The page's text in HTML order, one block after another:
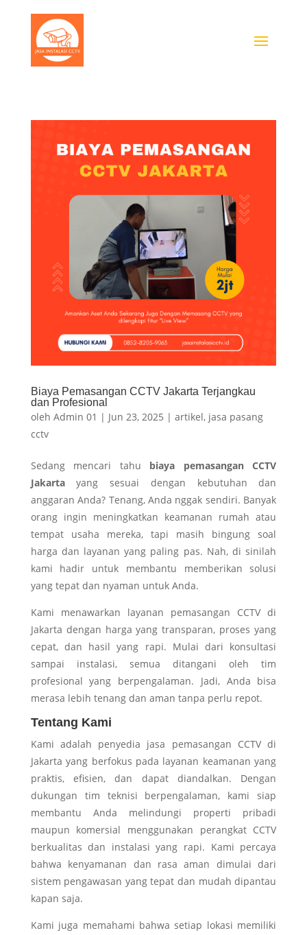
Biaya Pemasangan CCTV Jakarta Terjangkau
dan Profesional
oleh Admin 01 | Jun 23, 2025 | artikel, jasa pasang
cctv
Sedang mencari tahu biaya pemasangan CCTV
Jakartayang sesuai dengan kebutuhan dan
anggaran Anda? Tenang, Anda nggak sendiri. Banyak
orang ingin meningkatkan keamanan rumah atau
tempat usaha mereka, tapi masih bingung soal
harga dan layanan yang paling pas. Nah, di sinilah
kami hadir untuk membantu memberikan solusi
yang tepat dan nyaman untuk Anda.
Kami menawarkan layanan pemasangan CCTV di
Jakarta dengan harga yang transparan, proses yang
cepat, dan hasil yang rapi. Mulai dari konsultasi
sampai instalasi, semua ditangani oleh tim
profesional yang berpengalaman. Jadi, Anda bisa
merasa lebih tenang dan aman tanpa perlu repot.
Tentang Kami
Kami adalah penyedia jasa pemasangan CCTV di
Jakarta yang berfokus pada layanan keamanan yang
praktis, efisien, dan dapat diandalkan. Dengan
dukungan tim teknisi berpengalaman, kami siap
membantu Anda melindungi properti pribadi
maupun komersial menggunakan perangkat CCTV
berkualitas dan instalasi yang rapi. Kami percaya
bahwa kenyamanan dan rasa aman dimulai dari
sistem pengawasan yang tepat dan mudah dipantau
kapan saja.
Kami juga memahami bahwa setiap lokasi memiliki